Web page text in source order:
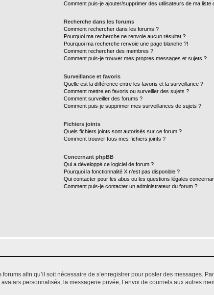
Comment puis-je ajouter/supprimer des utilisateurs de ma liste
Recherche dans les forums
Comment rechercher dans les forums ?
Pourquoi ma recherche ne renvoie aucun résultat ?
Pourquoi ma recherche renvoie une page blanche ?!
Comment rechercher des membres ?
Comment puis-je trouver mes propres messages et sujets ?
Surveillance et favoris
Quelle est la différence entre les favoris et la surveillance ?
Comment mettre en favoris ou surveiller des sujets ?
Comment surveiller des forums ?
Comment puis-je supprimer mes surveillances de sujets ?
Fichiers joints
Quels fichiers joints sont autorisés sur ce forum ?
Comment trouver tous mes fichiers joints ?
Concernant phpBB
Qui a développé ce logiciel de forum ?
Pourquoi la fonctionnalité X n’est pas disponible ?
Qui contacter pour les abus ou les questions légales
Comment puis-je contacter un administrateur du forum ?
afin qu’il soit nécessaire de s’enregistrer pour poster des messages.
personnalisés, la messagerie privée, l’envoi de courriels aux autres